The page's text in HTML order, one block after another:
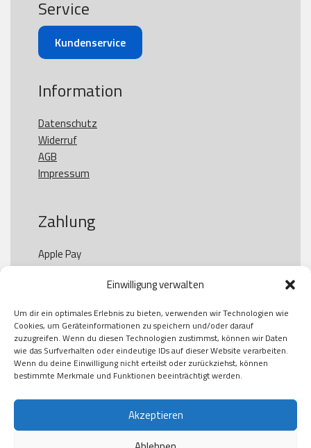
Einwilligung verwalten
Um dir ein optimales Erlebnis zu bieten, verwenden wir Technologien wie
Cookies, um Geräteinformationen zu speichern und/oder darauf
zuzugreifen. Wenn du diesen Technologien zustimmst, können wir Daten
wie das Surfverhalten oder eindeutige IDs auf dieser Website verarbeiten.
Wenn du deine Einwilligung nicht erteilst oder zurückziehst, können
bestimmte Merkmale und Funktionen beeinträchtigt werden.
Akzeptieren
Service
Kundenservice
Information
Datenschutz
Widerruf
AGB
Impressum
Zahlung
Apple Pay
Paypal
Kauf auf Rechung
Klarna
American Express